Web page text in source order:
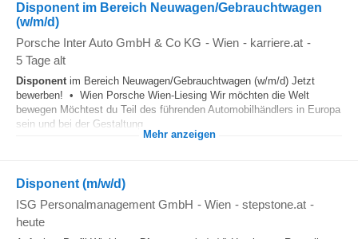
Disponent im Bereich Neuwagen/Gebrauchtwagen
(w/m/d)
Porsche Inter Auto GmbH & Co KG - Wien - karriere.at -
5 Tage alt
Disponentim Bereich Neuwagen/Gebrauchtwagen (w/m/d) Jetzt
bewerben! • Wien Porsche Wien-Liesing Wir möchten die Welt
bewegen Möchtest du Teil des führenden Automobilhändlers in Europa
sein und bei der Gestaltung...
Mehr anzeigen
Disponent (m/w/d)
ISG Personalmanagement GmbH - Wien - stepstone.at -
heute